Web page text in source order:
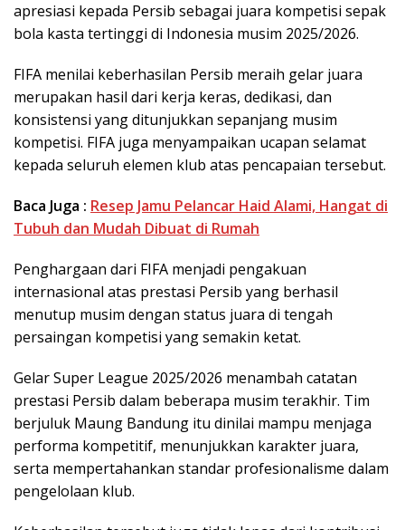
apresiasi kepada Persib sebagai juara kompetisi sepak
bola kasta tertinggi di Indonesia musim 2025/2026.
FIFA menilai keberhasilan Persib meraih gelar juara
merupakan hasil dari kerja keras, dedikasi, dan
konsistensi yang ditunjukkan sepanjang musim
kompetisi. FIFA juga menyampaikan ucapan selamat
kepada seluruh elemen klub atas pencapaian tersebut.
Baca Juga : Resep Jamu Pelancar Haid Alami, Hangat di
Tubuh dan Mudah Dibuat di Rumah
Penghargaan dari FIFA menjadi pengakuan
internasional atas prestasi Persib yang berhasil
menutup musim dengan status juara di tengah
persaingan kompetisi yang semakin ketat.
Gelar Super League 2025/2026 menambah catatan
prestasi Persib dalam beberapa musim terakhir. Tim
berjuluk Maung Bandung itu dinilai mampu menjaga
performa kompetitif, menunjukkan karakter juara,
serta mempertahankan standar profesionalisme dalam
pengelolaan klub.